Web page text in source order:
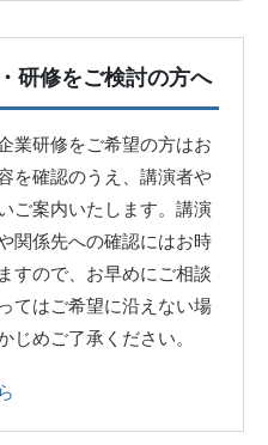
研修をご検討の方へ
業研修をご希望の方はお
を確認のうえ、講演者や
ご案内いたします。講演
関係先への確認にはお時
すので、お早めにご相談
てはご希望に沿えない場
じめご了承ください。